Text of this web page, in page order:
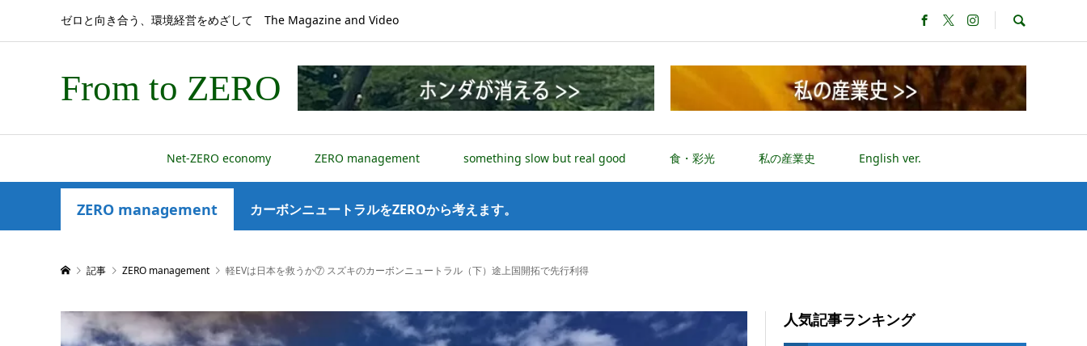
ゼロと向き合う、環境経営をめざして The Magazine and Video
From to ZERO
Net-ZERO economy ZERO management something slow but real good 食・彩光 私の産業史 English ver.
ZERO management カーボンニュートラルをZEROから考えます。
記事 ZERO management 軽EVは日本を救うか⑦ スズキのカーボンニュートラル（下）途上国開拓で先行利得
人気記事ランキング